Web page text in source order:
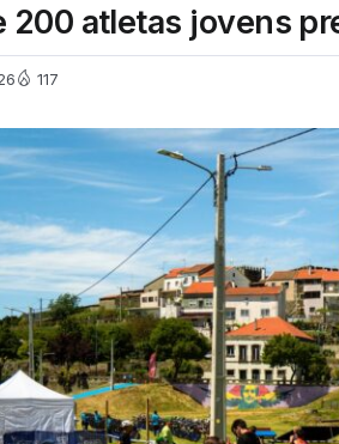
200 atletas jovens
117